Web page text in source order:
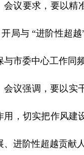
会议要求，要以精
开局与 “进阶性超
与市委中心工作同
会议强调，要以实
用，切实把作风建
、进阶性超越贡献